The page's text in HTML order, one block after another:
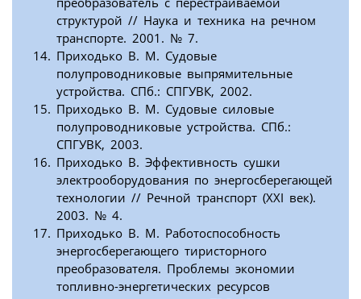
структурой // Наука и техника на речном
транспорте. 2001. № 7.
Приходько В. М. Судовые
полупроводниковые выпрямительные
устройства. СПб.: СПГУВК, 2002.
Приходько В. М. Судовые силовые
полупроводниковые устройства. СПб.:
СПГУВК, 2003.
Приходько В. Эффективность сушки
электрооборудования по энергосберегающей
технологии // Речной транспорт (XXI век).
2003. № 4.
Приходько В. М. Работоспособность
энергосберегающего тиристорного
преобразователя. Проблемы экономии
топливно-энергетических ресурсов